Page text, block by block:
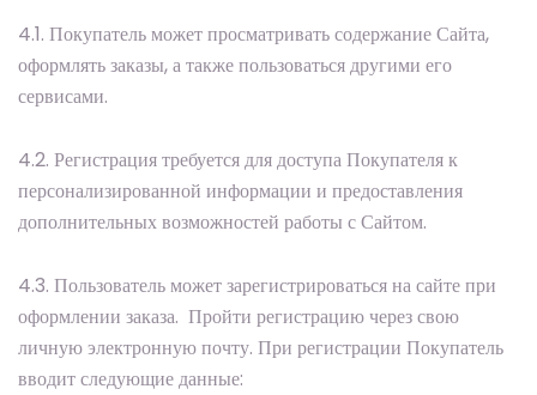
4.1. Покупатель может просматривать содержание Сайта,
оформлять заказы, а также пользоваться другими его
сервисами.
4.2. Регистрация требуется для доступа Покупателя к
персонализированной информации и предоставления
дополнительных возможностей работы с Сайтом.
4.3. Пользователь может зарегистрироваться на сайте при
оформлении заказа. Пройти регистрацию через свою
личную электронную почту. При регистрации Покупатель
вводит следующие данные: